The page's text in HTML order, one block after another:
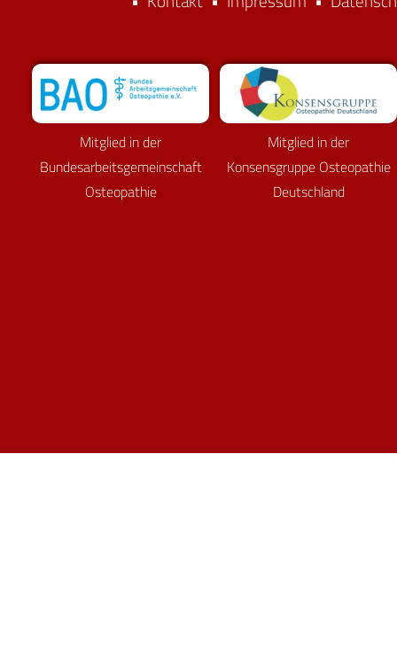
Mitglied in der
Bundesarbeitsgemeinschaft
Osteopathie
Mitglied in der
Konsensgruppe Osteopathie
Deutschland